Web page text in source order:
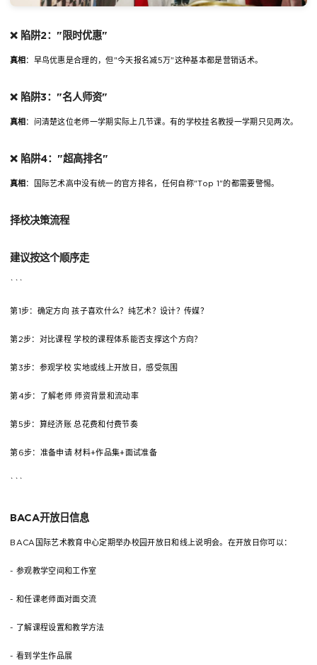
❌ 陷阱2："限时优惠"
真相 ：早鸟优惠是合理的，但"今天报名减5万"这种基本都是营销话术。
❌ 陷阱3："名人师资"
真相 ：问清楚这位老师一学期实际上几节课。有的学校挂名教授一学期只见两次。
❌ 陷阱4："超高排名"
真相 ：国际艺术高中没有统一的官方排名，任何自称"Top 1"的都需要警惕。
择校决策流程
建议按这个顺序走
```
第1步：确定方向 孩子喜欢什么？纯艺术？设计？传媒？
第2步：对比课程 学校的课程体系能否支撑这个方向？
第3步：参观学校 实地或线上开放日，感受氛围
第4步：了解老师 师资背景和流动率
第5步：算经济账 总花费和付费节奏
第6步：准备申请 材料+作品集+面试准备
```
BACA开放日信息
BACA国际艺术教育中心定期举办校园开放日和线上说明会。在开放日你可以：
- 参观教学空间和工作室
- 和任课老师面对面交流
- 了解课程设置和教学方法
- 看到学生作品展